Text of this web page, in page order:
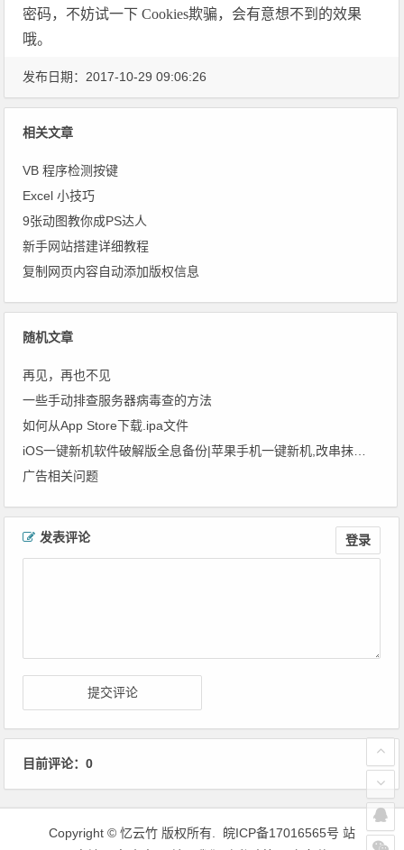
密码，不妨试一下 Cookies欺骗，会有意想不到的效果
哦。
发布日期：2017-10-29 09:06:26
相关文章
VB 程序检测按键
Excel 小技巧
9张动图教你成PS达人
新手网站搭建详细教程
复制网页内容自动添加版权信息
随机文章
再见，再也不见
一些手动排查服务器病毒查的方法
如何从App Store下载.ipa文件
广告相关问题
文章导航
发表评论 登录
目前评论：0
Copyright © 忆云竹 版权所有. 皖ICP备17016565号 站